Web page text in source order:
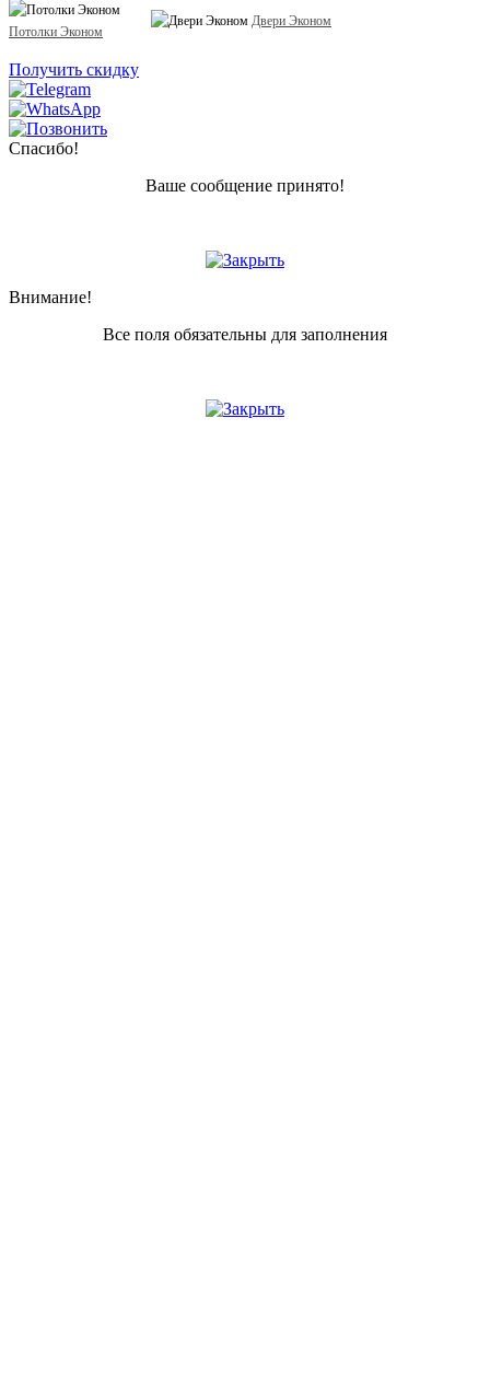
Потолки Эконом
Двери Эконом
Получить скидку
Спасибо!
Ваше сообщение принято!
Внимание!
Все поля обязательны для заполнения